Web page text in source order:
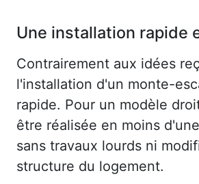
Une installation rapide
Contrairement aux idées
l'installation d'un monte-
rapide. Pour un modèle
être réalisée en moins
sans travaux lourds ni
structure du logement.